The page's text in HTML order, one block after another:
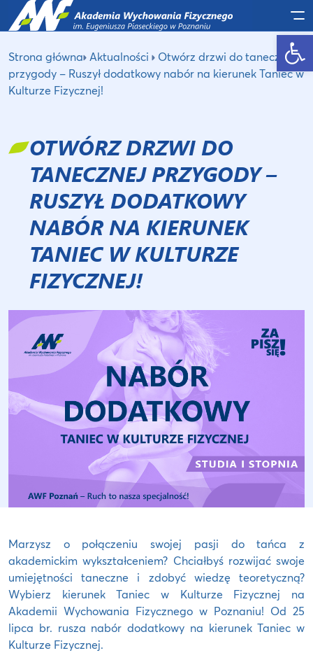
Otwórz pasek narzędzi
Strona główna Aktualności
Otwórz drzwi do tanecznej
przygody – Ruszył dodatkowy nabór na kierunek Taniec w
Kulturze Fizycznej!
OTWÓRZ DRZWI DO
TANECZNEJ PRZYGODY –
RUSZYŁ DODATKOWY
NABÓR NA KIERUNEK
TANIEC W KULTURZE
FIZYCZNEJ!
Marzysz o połączeniu swojej pasji do tańca z
akademickim wykształceniem? Chciałbyś rozwijać swoje
umiejętności taneczne i zdobyć wiedzę teoretyczną?
Wybierz kierunek Taniec w Kulturze Fizycznej na
Akademii Wychowania Fizycznego w Poznaniu! Od 25
lipca br. rusza nabór dodatkowy na kierunek Taniec w
Kulturze Fizycznej.